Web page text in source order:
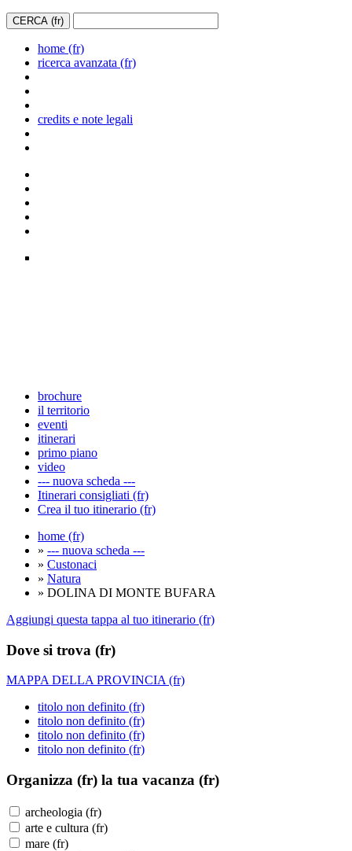
home (fr)
ricerca avanzata (fr)
credits e note legali
brochure
il territorio
eventi
itinerari
primo piano
video
--- nuova scheda ---
Itinerari consigliati (fr)
Crea il tuo itinerario (fr)
home (fr)
» --- nuova scheda ---
» Custonaci
» Natura
» DOLINA DI MONTE BUFARA
Aggiungi questa tappa al tuo itinerario (fr)
Dove si trova (fr)
MAPPA DELLA PROVINCIA (fr)
titolo non definito (fr)
titolo non definito (fr)
titolo non definito (fr)
titolo non definito (fr)
Organizza (fr) la tua vacanza (fr)
archeologia (fr)
arte e cultura (fr)
mare (fr)